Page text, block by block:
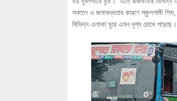
সকালে এ জলাবদ্ধতার কারণে স্কুলগামী শিশু,
বিভিন্ন এলাকা ঘুরে এমন দৃশ্য চোখে পড়েছে।